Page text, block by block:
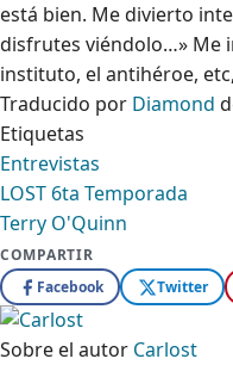
está bien. Me divierto
disfrutes viéndolo…» Me
instituto, el antihéroe,
Traducido por Diamond
Etiquetas
Entrevistas
LOST 6ta Temporada
Terry O'Quinn
COMPARTIR
Facebook
Twitter
Sobre el autor Carlost